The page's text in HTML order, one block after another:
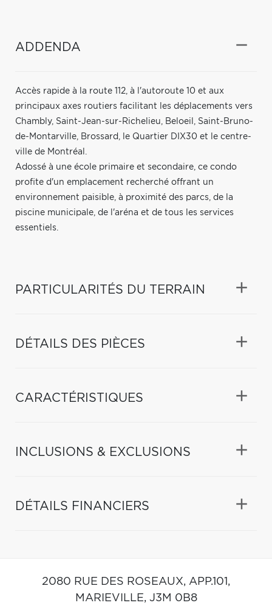
ADDENDA
Accès rapide à la route 112, à l'autoroute 10 et aux
principaux axes routiers facilitant les déplacements vers
Chambly, Saint-Jean-sur-Richelieu, Beloeil, Saint-Bruno-
de-Montarville, Brossard, le Quartier DIX30 et le centre-
ville de Montréal.
Adossé à une école primaire et secondaire, ce condo
profite d'un emplacement recherché offrant un
environnement paisible, à proximité des parcs, de la
piscine municipale, de l'aréna et de tous les services
essentiels.
PARTICULARITÉS DU TERRAIN
DÉTAILS DES PIÈCES
CARACTÉRISTIQUES
INCLUSIONS & EXCLUSIONS
DÉTAILS FINANCIERS
2080 RUE DES ROSEAUX, APP.101,
MARIEVILLE, J3M 0B8